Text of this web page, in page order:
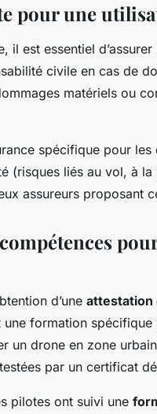
pour une
il est essentiel
civile en cas de
matériels ou
spécifique pour
(risques liés au vol, à
assureurs proposant
d’une attestation
formation
un drone en zone
par un certificat
pilotes ont suivi une